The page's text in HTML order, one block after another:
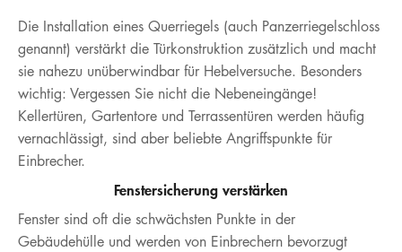
Die Installation eines Querriegels (auch Panzerriegelschloss
genannt) verstärkt die Türkonstruktion zusätzlich und macht
sie nahezu unüberwindbar für Hebelversuche. Besonders
wichtig: Vergessen Sie nicht die Nebeneingänge!
Kellertüren, Gartentore und Terrassentüren werden häufig
vernachlässigt, sind aber beliebte Angriffspunkte für
Einbrecher.
Fenstersicherung verstärken
Fenster sind oft die schwächsten Punkte in der
Gebäudehülle und werden von Einbrechern bevorzugt